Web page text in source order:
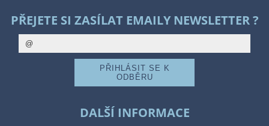
PŘEJETE SI ZASÍLAT EMAILY NEWSLETTER ?
DALŠÍ INFORMACE